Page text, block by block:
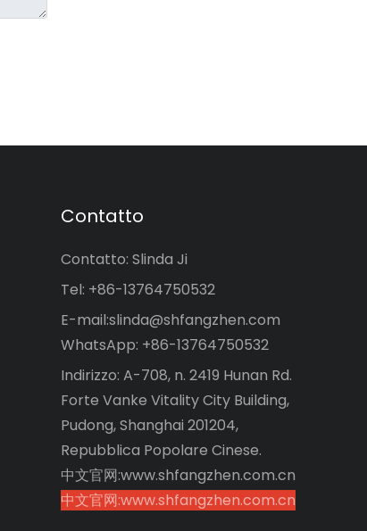
Contatto
Contatto: Slinda Ji
Tel: +86-13764750532
E-mail:slinda@shfangzhen.com
WhatsApp: +86-13764750532
Indirizzo: A-708, n. 2419 Hunan Rd.
Forte Vanke Vitality City Building,
Pudong, Shanghai 201204,
Repubblica Popolare Cinese.
中文官网:www.shfangzhen.com.cn
中文官网:www.shfangzhen.com.cn